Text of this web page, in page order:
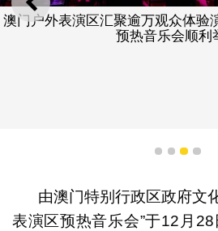
上一则
澳门户外表演区汇聚逾万观众体验
预热音乐会顺利
1 2 3 4
由澳门特别行政区政府文
表演区预热音乐会”于12月